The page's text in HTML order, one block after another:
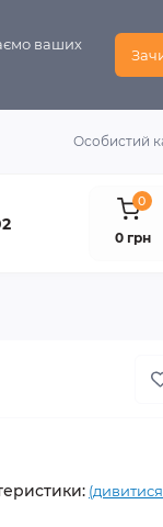
ваших
Особистий
0
0 грн
(дивитися